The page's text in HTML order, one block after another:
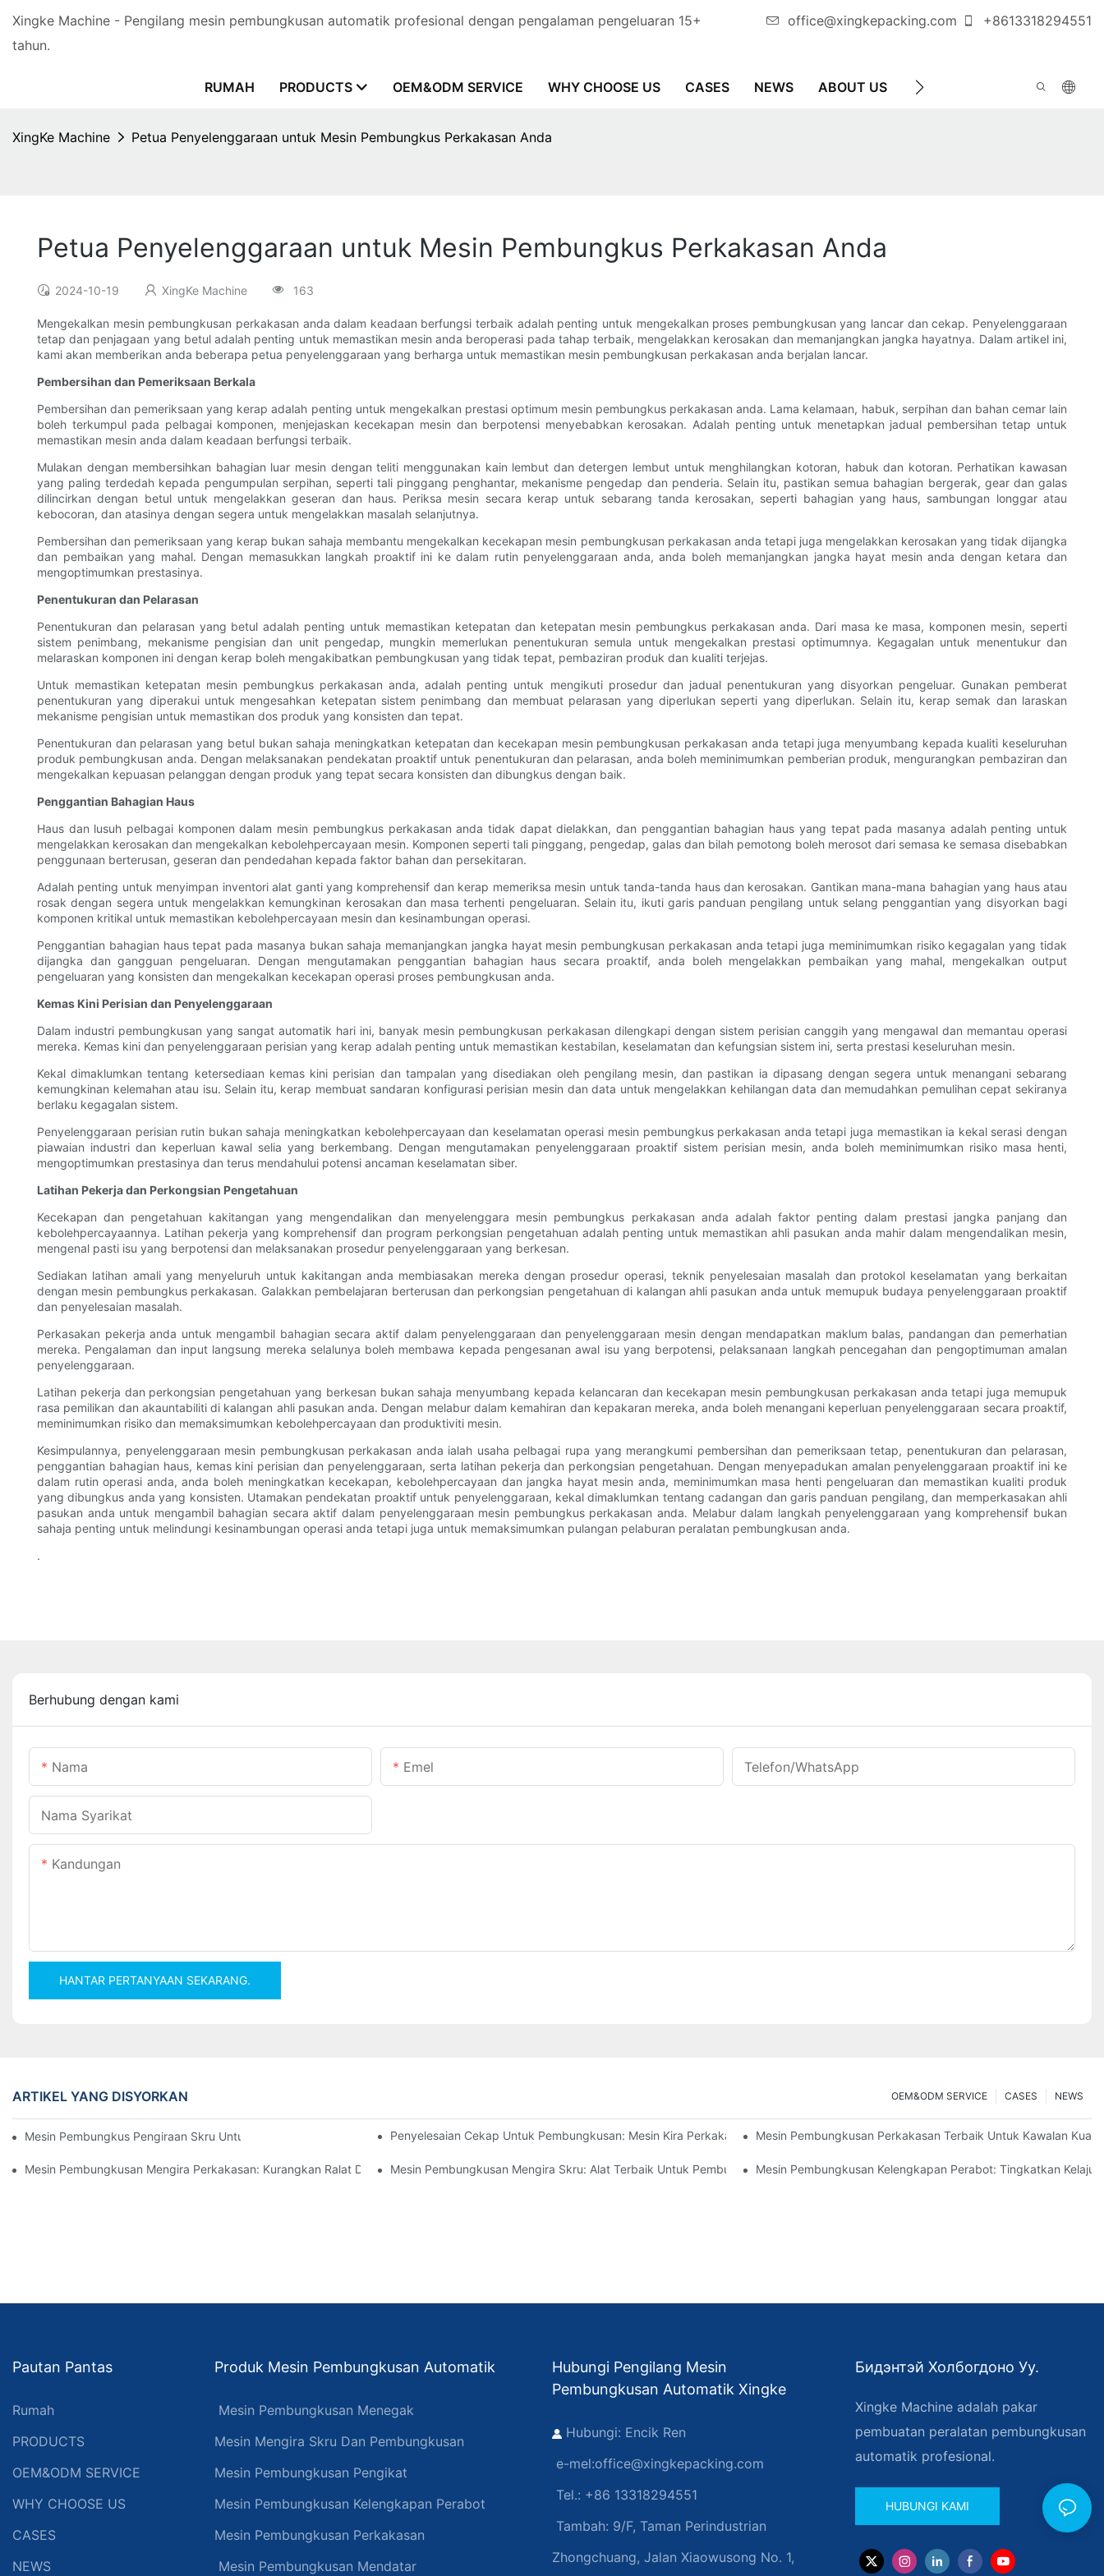
Xingke Machine - Pengilang mesin pembungkusan automatik profesional dengan pengalaman pengeluaran 15+
tahun.
office@xingkepacking.com +8613318294551
RUMAH PRODUCTS OEM&ODM SERVICE WHY CHOOSE US CASES NEWS ABOUT US HUBUNGI KAMI MESIN
XingKe Machine Petua Penyelenggaraan untuk Mesin Pembungkus Perkakasan Anda
Petua Penyelenggaraan untuk Mesin Pembungkus Perkakasan Anda
2024-10-19 XingKe Machine 163
Mengekalkan mesin pembungkusan perkakasan anda dalam keadaan berfungsi terbaik adalah penting untuk mengekalkan proses pembungkusan yang lancar dan cekap. Penyelenggaraan
tetap dan penjagaan yang betul adalah penting untuk memastikan mesin anda beroperasi pada tahap terbaik, mengelakkan kerosakan dan memanjangkan jangka hayatnya. Dalam artikel ini,
kami akan memberikan anda beberapa petua penyelenggaraan yang berharga untuk memastikan mesin pembungkusan perkakasan anda berjalan lancar.
Pembersihan dan Pemeriksaan Berkala
Pembersihan dan pemeriksaan yang kerap adalah penting untuk mengekalkan prestasi optimum mesin pembungkus perkakasan anda. Lama kelamaan, habuk, serpihan dan bahan cemar lain
boleh terkumpul pada pelbagai komponen, menjejaskan kecekapan mesin dan berpotensi menyebabkan kerosakan. Adalah penting untuk menetapkan jadual pembersihan tetap untuk
memastikan mesin anda dalam keadaan berfungsi terbaik.
Mulakan dengan membersihkan bahagian luar mesin dengan teliti menggunakan kain lembut dan detergen lembut untuk menghilangkan kotoran, habuk dan kotoran. Perhatikan kawasan
yang paling terdedah kepada pengumpulan serpihan, seperti tali pinggang penghantar, mekanisme pengedap dan penderia. Selain itu, pastikan semua bahagian bergerak, gear dan galas
dilincirkan dengan betul untuk mengelakkan geseran dan haus. Periksa mesin secara kerap untuk sebarang tanda kerosakan, seperti bahagian yang haus, sambungan longgar atau
kebocoran, dan atasinya dengan segera untuk mengelakkan masalah selanjutnya.
Pembersihan dan pemeriksaan yang kerap bukan sahaja membantu mengekalkan kecekapan mesin pembungkusan perkakasan anda tetapi juga mengelakkan kerosakan yang tidak dijangka
dan pembaikan yang mahal. Dengan memasukkan langkah proaktif ini ke dalam rutin penyelenggaraan anda, anda boleh memanjangkan jangka hayat mesin anda dengan ketara dan
mengoptimumkan prestasinya.
Penentukuran dan Pelarasan
Penentukuran dan pelarasan yang betul adalah penting untuk memastikan ketepatan dan ketepatan mesin pembungkus perkakasan anda. Dari masa ke masa, komponen mesin, seperti
sistem penimbang, mekanisme pengisian dan unit pengedap, mungkin memerlukan penentukuran semula untuk mengekalkan prestasi optimumnya. Kegagalan untuk menentukur dan
melaraskan komponen ini dengan kerap boleh mengakibatkan pembungkusan yang tidak tepat, pembaziran produk dan kualiti terjejas.
Untuk memastikan ketepatan mesin pembungkus perkakasan anda, adalah penting untuk mengikuti prosedur dan jadual penentukuran yang disyorkan pengeluar. Gunakan pemberat
penentukuran yang diperakui untuk mengesahkan ketepatan sistem penimbang dan membuat pelarasan yang diperlukan seperti yang diperlukan. Selain itu, kerap semak dan laraskan
mekanisme pengisian untuk memastikan dos produk yang konsisten dan tepat.
Penentukuran dan pelarasan yang betul bukan sahaja meningkatkan ketepatan dan kecekapan mesin pembungkusan perkakasan anda tetapi juga menyumbang kepada kualiti keseluruhan
produk pembungkusan anda. Dengan melaksanakan pendekatan proaktif untuk penentukuran dan pelarasan, anda boleh meminimumkan pemberian produk, mengurangkan pembaziran dan
mengekalkan kepuasan pelanggan dengan produk yang tepat secara konsisten dan dibungkus dengan baik.
Penggantian Bahagian Haus
Haus dan lusuh pelbagai komponen dalam mesin pembungkus perkakasan anda tidak dapat dielakkan, dan penggantian bahagian haus yang tepat pada masanya adalah penting untuk
mengelakkan kerosakan dan mengekalkan kebolehpercayaan mesin. Komponen seperti tali pinggang, pengedap, galas dan bilah pemotong boleh merosot dari semasa ke semasa disebabkan
penggunaan berterusan, geseran dan pendedahan kepada faktor bahan dan persekitaran.
Adalah penting untuk menyimpan inventori alat ganti yang komprehensif dan kerap memeriksa mesin untuk tanda-tanda haus dan kerosakan. Gantikan mana-mana bahagian yang haus atau
rosak dengan segera untuk mengelakkan kemungkinan kerosakan dan masa terhenti pengeluaran. Selain itu, ikuti garis panduan pengilang untuk selang penggantian yang disyorkan bagi
komponen kritikal untuk memastikan kebolehpercayaan mesin dan kesinambungan operasi.
Penggantian bahagian haus tepat pada masanya bukan sahaja memanjangkan jangka hayat mesin pembungkusan perkakasan anda tetapi juga meminimumkan risiko kegagalan yang tidak
dijangka dan gangguan pengeluaran. Dengan mengutamakan penggantian bahagian haus secara proaktif, anda boleh mengelakkan pembaikan yang mahal, mengekalkan output
pengeluaran yang konsisten dan mengekalkan kecekapan operasi proses pembungkusan anda.
Kemas Kini Perisian dan Penyelenggaraan
Dalam industri pembungkusan yang sangat automatik hari ini, banyak mesin pembungkusan perkakasan dilengkapi dengan sistem perisian canggih yang mengawal dan memantau operasi
mereka. Kemas kini dan penyelenggaraan perisian yang kerap adalah penting untuk memastikan kestabilan, keselamatan dan kefungsian sistem ini, serta prestasi keseluruhan mesin.
Kekal dimaklumkan tentang ketersediaan kemas kini perisian dan tampalan yang disediakan oleh pengilang mesin, dan pastikan ia dipasang dengan segera untuk menangani sebarang
kemungkinan kelemahan atau isu. Selain itu, kerap membuat sandaran konfigurasi perisian mesin dan data untuk mengelakkan kehilangan data dan memudahkan pemulihan cepat sekiranya
berlaku kegagalan sistem.
Penyelenggaraan perisian rutin bukan sahaja meningkatkan kebolehpercayaan dan keselamatan operasi mesin pembungkus perkakasan anda tetapi juga memastikan ia kekal serasi dengan
piawaian industri dan keperluan kawal selia yang berkembang. Dengan mengutamakan penyelenggaraan proaktif sistem perisian mesin, anda boleh meminimumkan risiko masa henti,
mengoptimumkan prestasinya dan terus mendahului potensi ancaman keselamatan siber.
Latihan Pekerja dan Perkongsian Pengetahuan
Kecekapan dan pengetahuan kakitangan yang mengendalikan dan menyelenggara mesin pembungkus perkakasan anda adalah faktor penting dalam prestasi jangka panjang dan
kebolehpercayaannya. Latihan pekerja yang komprehensif dan program perkongsian pengetahuan adalah penting untuk memastikan ahli pasukan anda mahir dalam mengendalikan mesin,
mengenal pasti isu yang berpotensi dan melaksanakan prosedur penyelenggaraan yang berkesan.
Sediakan latihan amali yang menyeluruh untuk kakitangan anda membiasakan mereka dengan prosedur operasi, teknik penyelesaian masalah dan protokol keselamatan yang berkaitan
dengan mesin pembungkus perkakasan. Galakkan pembelajaran berterusan dan perkongsian pengetahuan di kalangan ahli pasukan anda untuk memupuk budaya penyelenggaraan proaktif
dan penyelesaian masalah.
Perkasakan pekerja anda untuk mengambil bahagian secara aktif dalam penyelenggaraan dan penyelenggaraan mesin dengan mendapatkan maklum balas, pandangan dan pemerhatian
mereka. Pengalaman dan input langsung mereka selalunya boleh membawa kepada pengesanan awal isu yang berpotensi, pelaksanaan langkah pencegahan dan pengoptimuman amalan
penyelenggaraan.
Latihan pekerja dan perkongsian pengetahuan yang berkesan bukan sahaja menyumbang kepada kelancaran dan kecekapan mesin pembungkusan perkakasan anda tetapi juga memupuk
rasa pemilikan dan akauntabiliti di kalangan ahli pasukan anda. Dengan melabur dalam kemahiran dan kepakaran mereka, anda boleh menangani keperluan penyelenggaraan secara proaktif,
meminimumkan risiko dan memaksimumkan kebolehpercayaan dan produktiviti mesin.
Kesimpulannya, penyelenggaraan mesin pembungkusan perkakasan anda ialah usaha pelbagai rupa yang merangkumi pembersihan dan pemeriksaan tetap, penentukuran dan pelarasan,
penggantian bahagian haus, kemas kini perisian dan penyelenggaraan, serta latihan pekerja dan perkongsian pengetahuan. Dengan menyepadukan amalan penyelenggaraan proaktif ini ke
dalam rutin operasi anda, anda boleh meningkatkan kecekapan, kebolehpercayaan dan jangka hayat mesin anda, meminimumkan masa henti pengeluaran dan memastikan kualiti produk
yang dibungkus anda yang konsisten. Utamakan pendekatan proaktif untuk penyelenggaraan, kekal dimaklumkan tentang cadangan dan garis panduan pengilang, dan memperkasakan ahli
pasukan anda untuk mengambil bahagian secara aktif dalam penyelenggaraan mesin pembungkus perkakasan anda. Melabur dalam langkah penyelenggaraan yang komprehensif bukan
sahaja penting untuk melindungi kesinambungan operasi anda tetapi juga untuk memaksimumkan pulangan pelaburan peralatan pembungkusan anda.
.
Berhubung dengan kami
Nama Emel Telefon/WhatsApp
Nama Syarikat
Kandungan
HANTAR PERTANYAAN SEKARANG.
ARTIKEL YANG DISYORKAN NEWS
CASES
OEM&ODM SERVICE
Mesin Pembungkus Pengiraan Skru Untuk Hasil Yang Boleh Dipercayai Dan PantasPenyelesaian Cekap Untuk Pembungkusan: Mesin Kira Perkakasan Mesin Pembungkusan Perkakasan Terbaik Untuk Kawalan
Mesin Pembungkusan Mengira Perkakasan: Kurangkan Ralat Dan Tingkatkan OutputMesin Pembungkusan Mengira Skru: Alat Terbaik Untuk Pembungkusan Yang CekapMesin Pembungkusan Kelengkapan Perabot: Tingkatkan
Pautan Pantas
Rumah
PRODUCTS
OEM&ODM SERVICE
WHY CHOOSE US
CASES
NEWS
Produk Mesin Pembungkusan Automatik
Mesin Pembungkusan Menegak
Mesin Mengira Skru Dan Pembungkusan
Mesin Pembungkusan Pengikat
Mesin Pembungkusan Kelengkapan Perabot
Mesin Pembungkusan Perkakasan
Mesin Pembungkusan Mendatar
Hubungi Pengilang Mesin
Pembungkusan Automatik Xingke
Hubungi: Encik Ren
e-mel:office@xingkepacking.com
Tel.: +86 13318294551
Tambah: 9/F, Taman Perindustrian
Zhongchuang, Jalan Xiaowusong No. 1,
Бидэнтэй Холбогдоно Уу.
Xingke Machine adalah pakar
pembuatan peralatan pembungkusan
automatik profesional.
HUBUNGI KAMI